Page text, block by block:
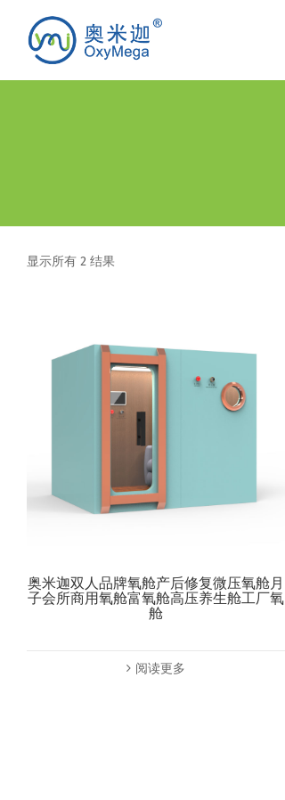
显示所有 2 结果
奥米迦双人品牌氧舱产后修复微压氧舱月
子会所商用氧舱富氧舱高压养生舱工厂氧
舱
阅读更多